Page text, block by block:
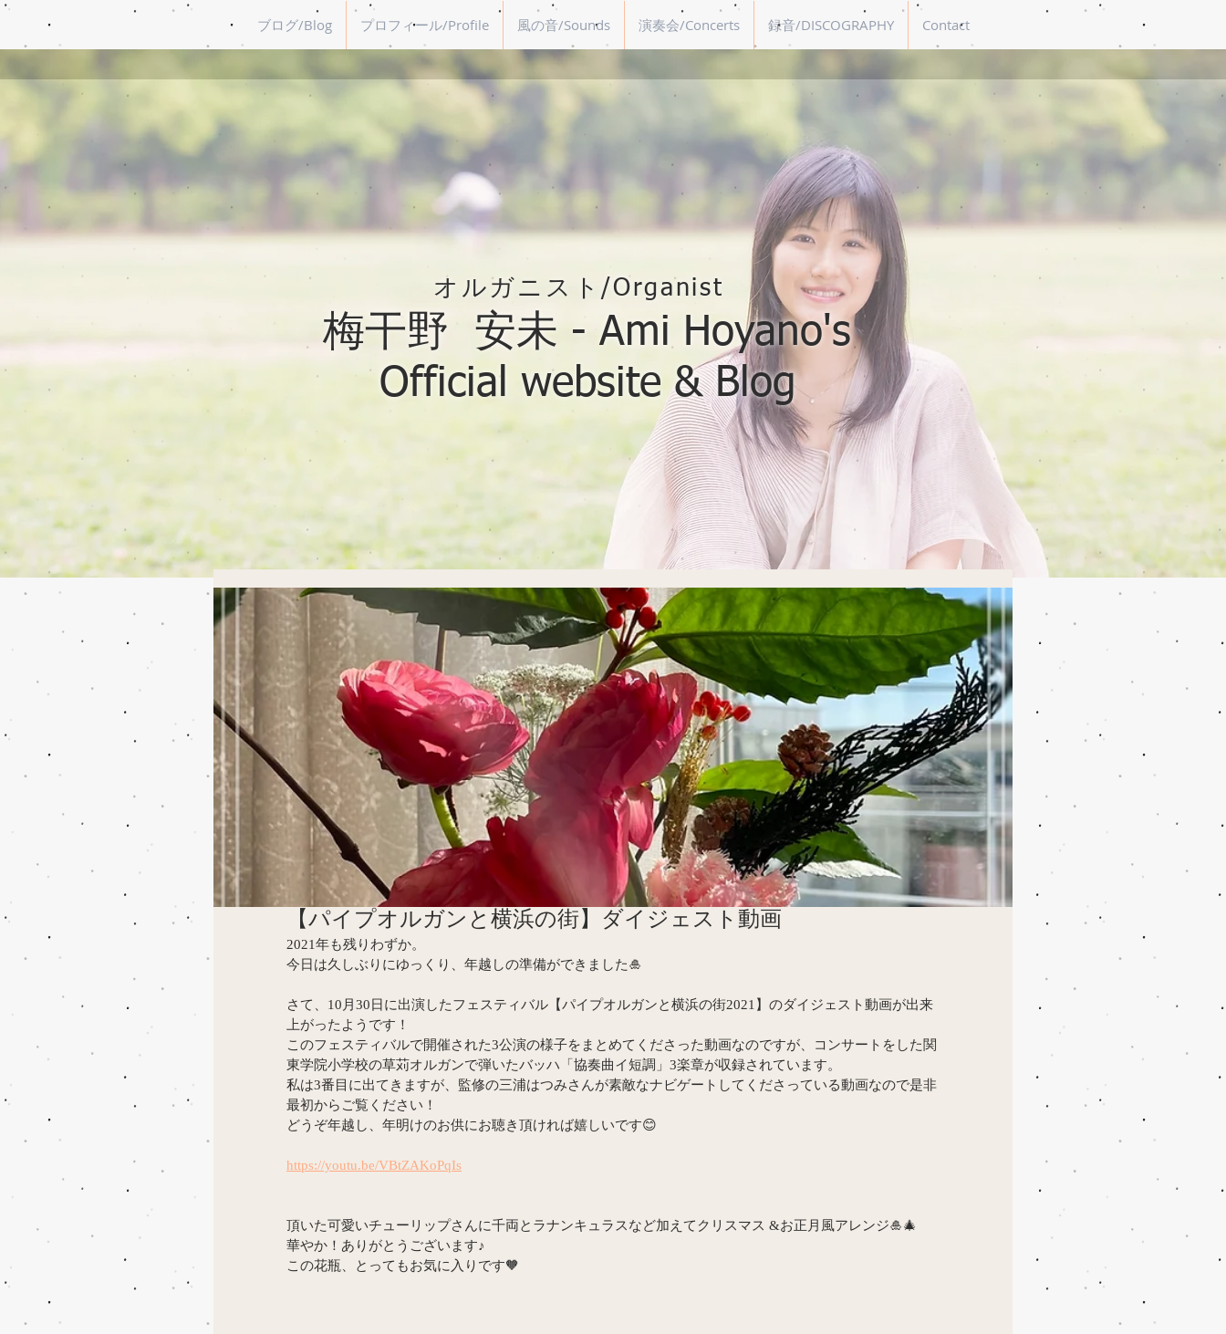
ブログ/Blog プロフィール/Profile 風の音/Sounds 演奏会/Concerts 録音/DISCOGRAPHY Contact
オルガニスト/Organist
梅干野 安未 - Ami Hoyano's
Official website & Blog
【パイプオルガンと横浜の街】ダイジェスト動画
2021年も残りわずか。
今日は久しぶりにゆっくり、年越しの準備ができました🎍
さて、10月30日に出演したフェスティバル【パイプオルガンと横浜の街2021】のダイジェスト動画が出来
上がったようです！
このフェスティバルで開催された3公演の様子をまとめてくださった動画なのですが、コンサートをした関
東学院小学校の草苅オルガンで弾いたバッハ「協奏曲イ短調」3楽章が収録されています。
私は3番目に出てきますが、監修の三浦はつみさんが素敵なナビゲートしてくださっている動画なので是非
最初からご覧ください！
どうぞ年越し、年明けのお供にお聴き頂ければ嬉しいです😊
https://youtu.be/VBtZAKoPqIs
頂いた可愛いチューリップさんに千両とラナンキュラスなど加えてクリスマス &お正月風アレンジ🎍🎄
華やか！ありがとうございます♪
この花瓶、とってもお気に入りです🧡